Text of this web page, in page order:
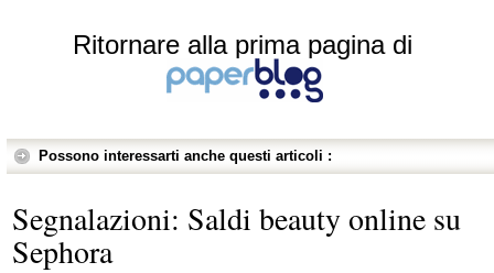
Ritornare alla prima pagina di
Possono interessarti anche questi articoli :
Segnalazioni: Saldi beauty online su
Sephora